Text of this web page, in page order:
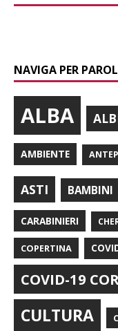
NAVIGA PER
ALBA
AMBIENTE
ASTI BAMBINI
CARABINIERI
COPERTINA
COVID-19
CULTURA